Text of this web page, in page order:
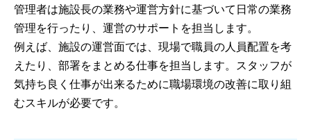
管理者は施設長の業務や運営方針に基づいて日常の業務
管理を行ったり、運営のサポートを担当します。
例えば、施設の運営面では、現場で職員の人員配置を考
えたり、部署をまとめる仕事を担当します。スタッフが
気持ち良く仕事が出来るために職場環境の改善に取り組
むスキルが必要です。